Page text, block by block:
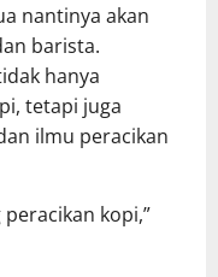
nantinya akan
barista.
hanya
tetapi juga
ilmu peracikan
kopi,”